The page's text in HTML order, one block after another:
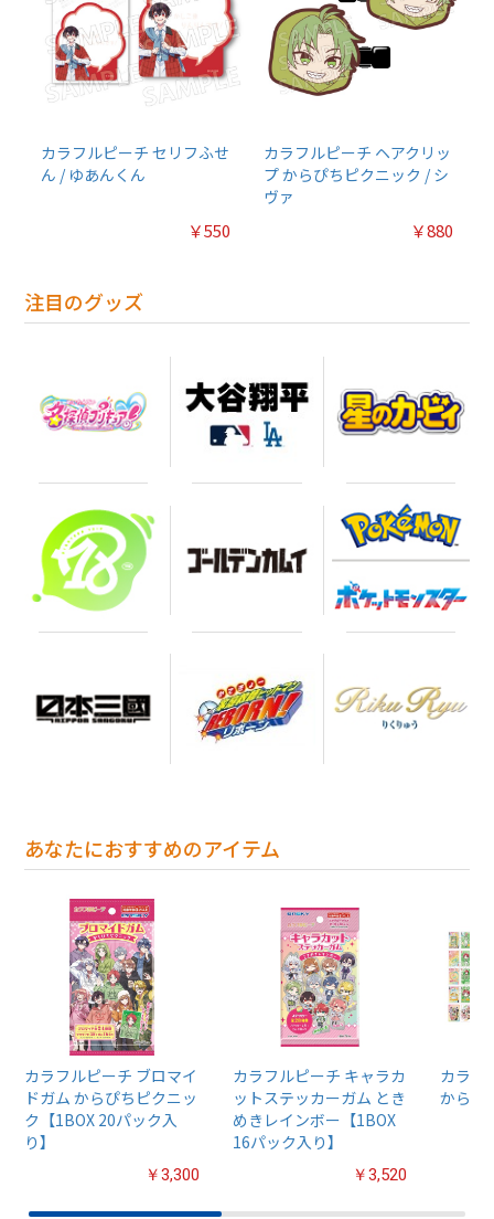
カラフルピーチ セリフふせ
ん / ゆあんくん
￥550
カラフルピーチ ヘアクリッ
プ からぴちピクニック / シ
ヴァ
￥880
注目のグッズ
あなたにおすすめのアイテム
カラフルピーチ ブロマイ
ドガム からぴちピクニッ
ク【1BOX 20パック入
り】
￥3,300
カラフルピーチ キャラカ
ットステッカーガム とき
めきレインボー【1BOX
16パック入り】
￥3,520
カラフ
からぴ